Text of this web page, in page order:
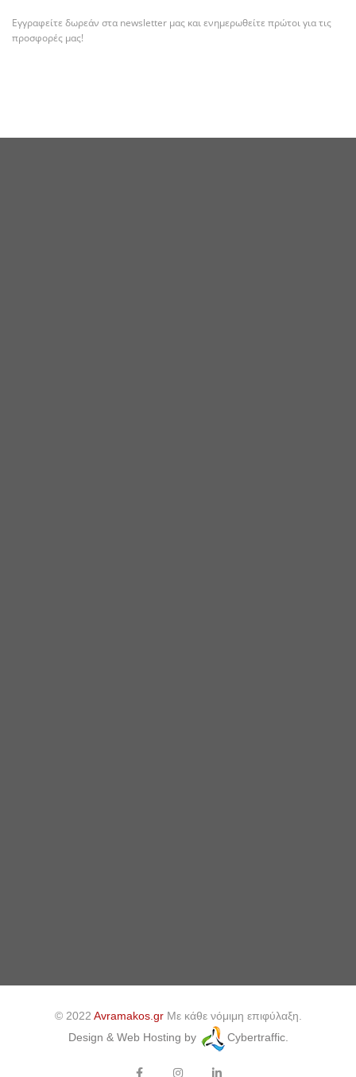
Εγγραφείτε δωρεάν στα newsletter μας και ενημερωθείτε πρώτοι για τις
προσφορές μας!
© 2022 Avramakos.grΜε κάθε νόμιμη επιφύλαξη.
Design & Web Hosting by
Cybertraffic.